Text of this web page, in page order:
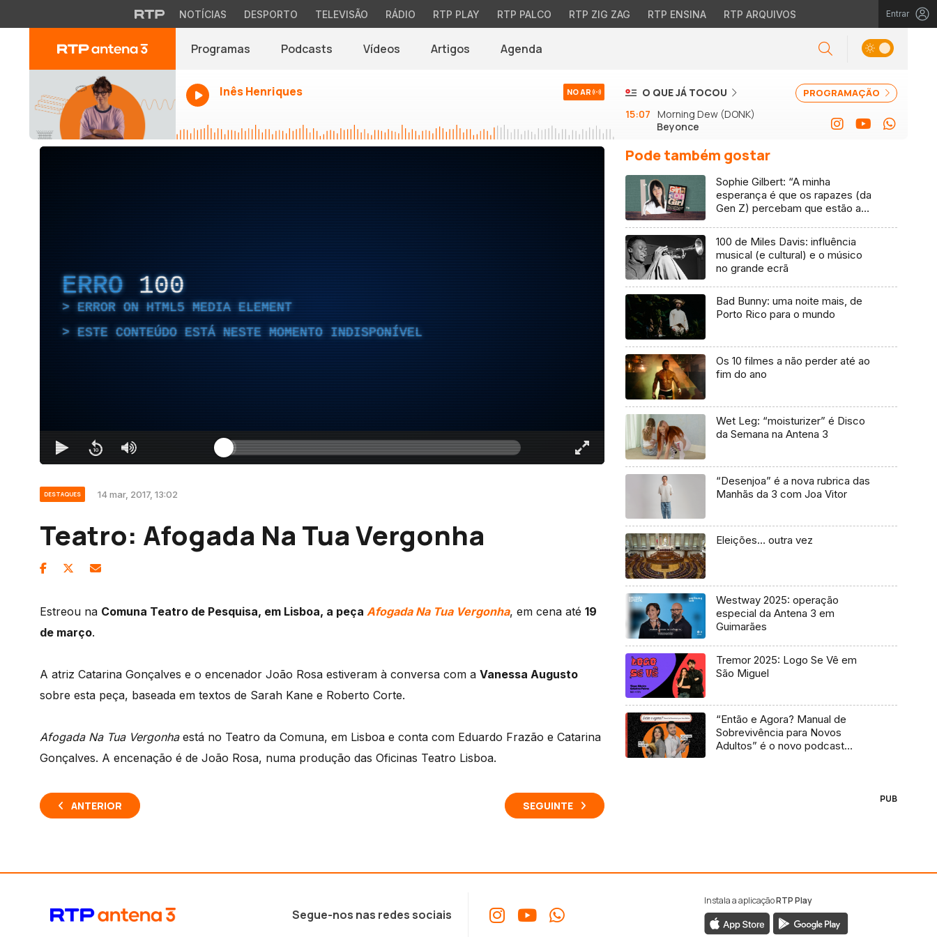
NOTÍCIAS DESPORTO TELEVISÃO RÁDIO RTP PLAY RTP PALCO RTP ZIG ZAG RTP ENSINA RTP ARQUIVOS Entrar
Programas Podcasts Vídeos Artigos Agenda
Inês Henriques NO AR PROGRAMAÇÃO
O QUE JÁ TOCOU
15:07 Morning Dew (DONK)
Beyonce
ERRO 100
ERROR ON HTML5 MEDIA ELEMENT
ESTE CONTEÚDO ESTÁ NESTE MOMENTO INDISPONÍVEL
DESTAQUES 14 mar, 2017, 13:02
Teatro: Afogada Na Tua Vergonha
Estreou na Comuna Teatro de Pesquisa, em Lisboa, a peça Afogada Na Tua Vergonha, em cena até 19
de março.
A atriz Catarina Gonçalves e o encenador João Rosa estiveram à conversa com a Vanessa Augusto
sobre esta peça, baseada em textos de Sarah Kane e Roberto Corte.
Afogada Na Tua Vergonhaestá no Teatro da Comuna, em Lisboa e conta com Eduardo Frazão e Catarina
Gonçalves. A encenação é de João Rosa, numa produção das Oficinas Teatro Lisboa.
ANTERIOR SEGUINTE
Pode também gostar
Sophie Gilbert: “A minha
esperança é que os rapazes (da
Gen Z) percebam que estão a
100 de Miles Davis: influência
musical (e cultural) e o músico
no grande ecrã
Bad Bunny: uma noite mais, de
Porto Rico para o mundo
Os 10 filmes a não perder até ao
fim do ano
Wet Leg: “moisturizer” é Disco
da Semana na Antena 3
“Desenjoa” é a nova rubrica das
Manhãs da 3 com Joa Vitor
Eleições… outra vez
Westway 2025: operação
especial da Antena 3 em
Guimarães
Tremor 2025: Logo Se Vê em
São Miguel
“Então e Agora? Manual de
Sobrevivência para Novos
Adultos” é o novo podcast
PUB
Segue-nos nas redes sociais
Instala a aplicaçãoRTP Play